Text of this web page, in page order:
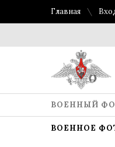
Главная
ВОЕННЫЙ
ВОЕННОЕ